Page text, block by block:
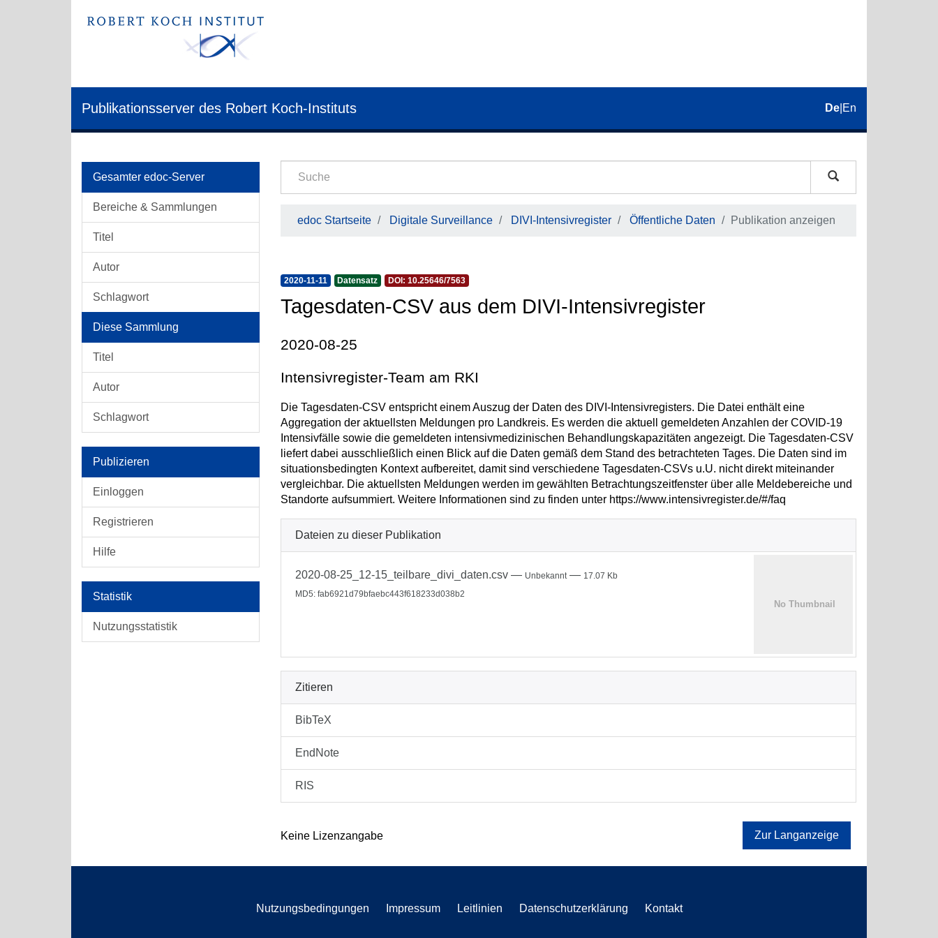
Publikationsserver des Robert Koch-Instituts De En
Gesamter edoc-Server
Bereiche & Sammlungen
Titel
Autor
Schlagwort
Diese Sammlung
Titel
Autor
Schlagwort
Publizieren
Einloggen
Registrieren
Hilfe
Statistik
Nutzungsstatistik
edoc Startseite Digitale Surveillance DIVI-Intensivregister Öffentliche Daten Publikation anzeigen
2020-11-11 Datensatz DOI: 10.25646/7563
Tagesdaten-CSV aus dem DIVI-Intensivregister
2020-08-25
Intensivregister-Team am RKI
Die Tagesdaten-CSV entspricht einem Auszug der Daten des DIVI-Intensivregisters. Die Datei enthält eine
Aggregation der aktuellsten Meldungen pro Landkreis. Es werden die aktuell gemeldeten Anzahlen der COVID-19
Intensivfälle sowie die gemeldeten intensivmedizinischen Behandlungskapazitäten angezeigt. Die Tagesdaten-CSV
liefert dabei ausschließlich einen Blick auf die Daten gemäß dem Stand des betrachteten Tages. Die Daten sind im
situationsbedingten Kontext aufbereitet, damit sind verschiedene Tagesdaten-CSVs u.U. nicht direkt miteinander
vergleichbar. Die aktuellsten Meldungen werden im gewählten Betrachtungszeitfenster über alle Meldebereiche und
Standorte aufsummiert. Weitere Informationen sind zu finden unter https://www.intensivregister.de/#/faq
Dateien zu dieser Publikation
2020-08-25_12-15_teilbare_divi_daten.csv — Unbekannt — 17.07 Kb
MD5: fab6921d79bfaebc443f618233d038b2
Zitieren
BibTeX
EndNote
RIS
Keine Lizenzangabe Zur Langanzeige
Nutzungsbedingungen Impressum Leitlinien Datenschutzerklärung Kontakt